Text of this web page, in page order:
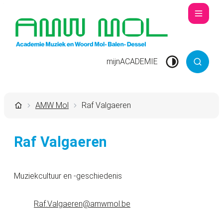
Academie Muziek en Woord Mol
mijnACADEMIE Hoog contrast
Zoek
Menu
Startpagina
AMW Mol Raf Valgaeren
Raf Valgaeren
Muziekcultuur en -geschiedenis
E-mailRaf.Valgaeren@amwmol.be